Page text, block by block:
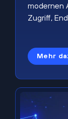
modernen
Zugriff,
Mehr